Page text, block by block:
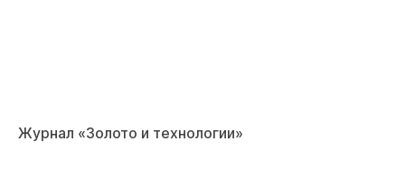
Журнал «Золото и технологии»